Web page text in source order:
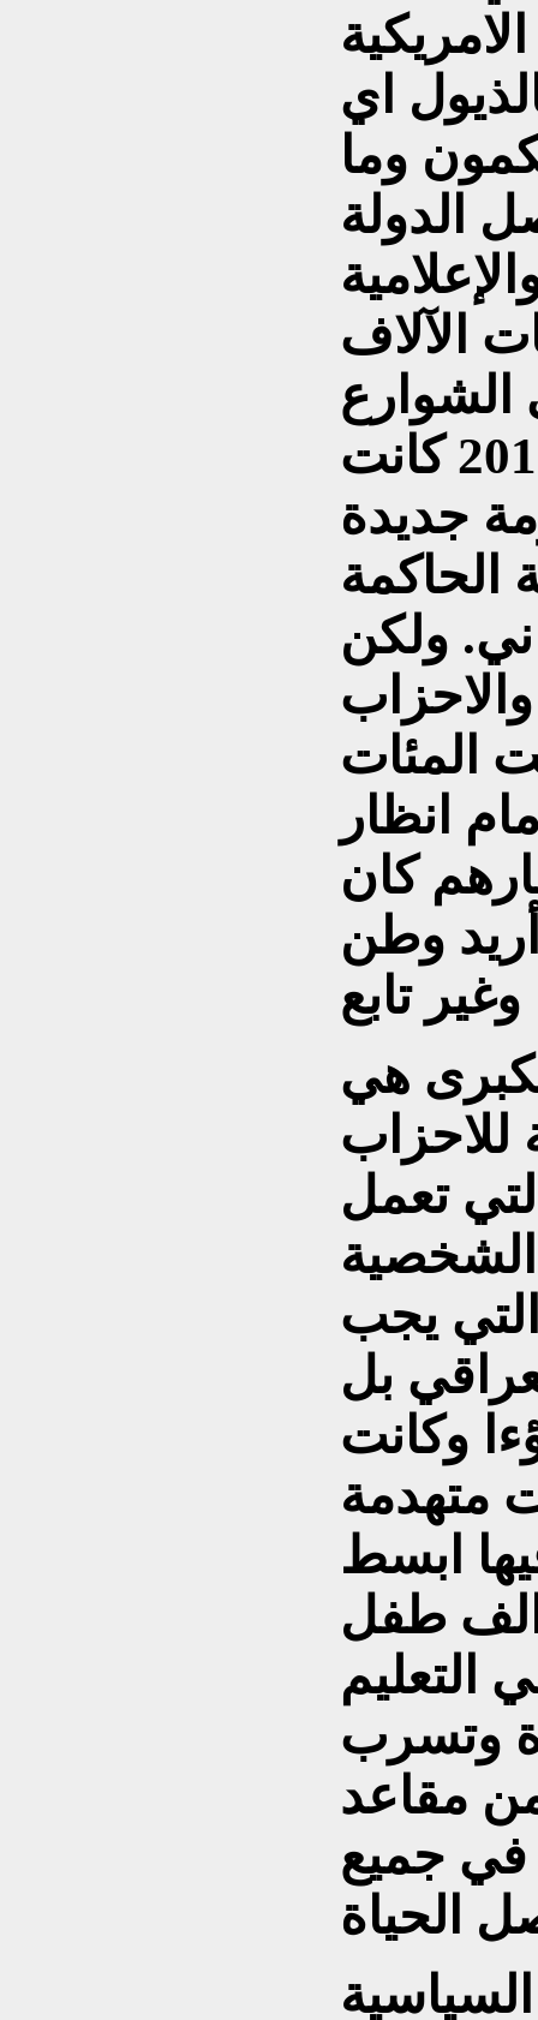
اي
وما
الدولة
الآلاف
الشوارع
والساحات في تشرين 2019 كانت
جديدة
الحاكمة
ولكن
المئات
انظار
كان
وطن
هي
للاحزاب
تعمل
الشخصية
يجب
بل
وكانت
متهدمة
ابسط
واكثر من 900 الف طفل
التعليم
وتسرب
مقاعد
في جميع